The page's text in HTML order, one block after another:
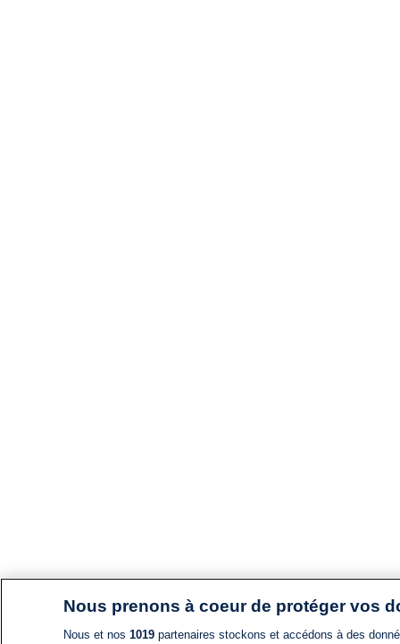
Nous prenons à coeur de protéger vos
Nous et nos 1019partenaires stockons et accédons à des